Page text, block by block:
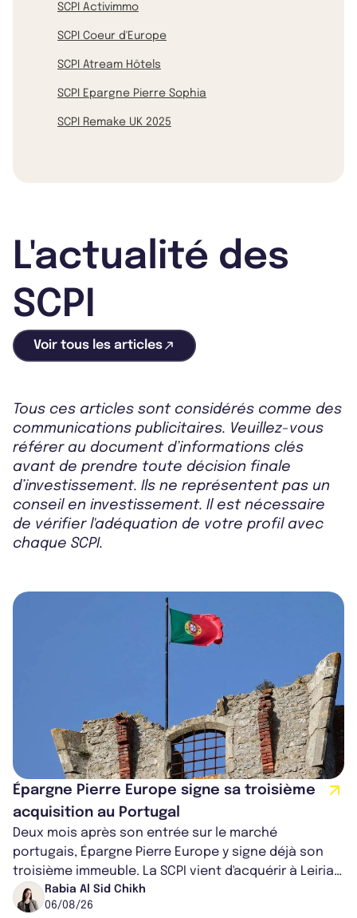
SCPI Activimmo
SCPI Coeur d'Europe
SCPI Atream Hôtels
SCPI Epargne Pierre Sophia
SCPI Remake UK 2025
L'actualité des
SCPI
Voir tous les articles
Tous ces articles sont considérés comme des
communications publicitaires. Veuillez-vous
référer au document d’informations clés
avant de prendre toute décision finale
d’investissement. Ils ne représentent pas un
conseil en investissement. Il est nécessaire
de vérifier l'adéquation de votre profil avec
chaque SCPI.
Épargne Pierre Europe signe sa troisième
acquisition au Portugal
Deux mois après son entrée sur le marché
portugais, Épargne Pierre Europe y signe déjà son
troisième immeuble. La SCPI vient d'acquérir à Leiria,
dans le centre du pays, un établis...
Rabia Al Sid Chikh
06/08/26